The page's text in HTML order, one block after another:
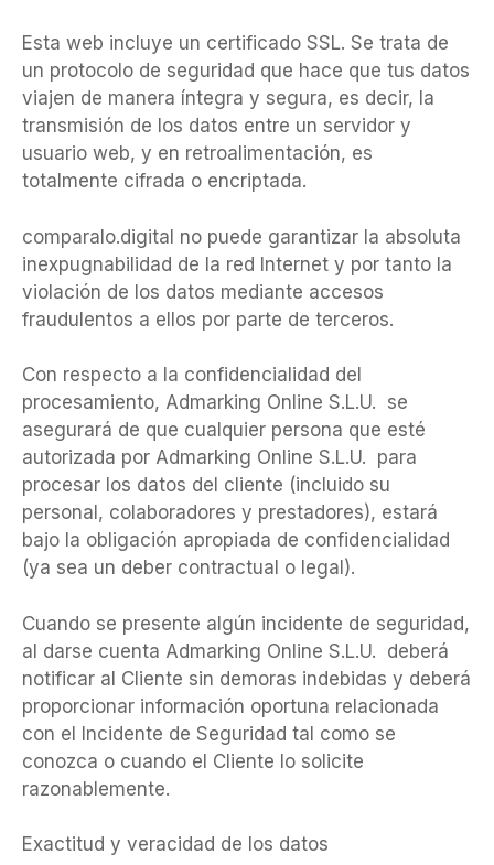
Esta web incluye un certificado SSL. Se trata de
un protocolo de seguridad que hace que tus datos
viajen de manera íntegra y segura, es decir, la
transmisión de los datos entre un servidor y
usuario web, y en retroalimentación, es
totalmente cifrada o encriptada.
comparalo.digital no puede garantizar la absoluta
inexpugnabilidad de la red Internet y por tanto la
violación de los datos mediante accesos
fraudulentos a ellos por parte de terceros.
Con respecto a la confidencialidad del
procesamiento, Admarking Online S.L.U. se
asegurará de que cualquier persona que esté
autorizada por Admarking Online S.L.U. para
procesar los datos del cliente (incluido su
personal, colaboradores y prestadores), estará
bajo la obligación apropiada de confidencialidad
(ya sea un deber contractual o legal).
Cuando se presente algún incidente de seguridad,
al darse cuenta Admarking Online S.L.U. deberá
notificar al Cliente sin demoras indebidas y deberá
proporcionar información oportuna relacionada
con el Incidente de Seguridad tal como se
conozca o cuando el Cliente lo solicite
razonablemente.
Exactitud y veracidad de los datos